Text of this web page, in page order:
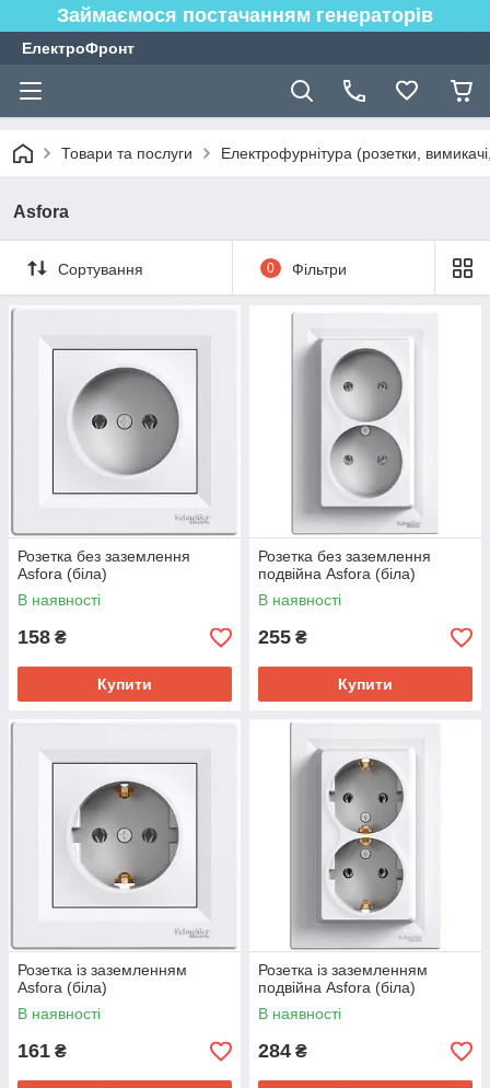
Займаємося постачанням генераторів
ЕлектроФронт
Товари та послуги Електрофурнітура (розетки,
Asfora
Сортування 0 Фільтри
Розетка без заземлення
Asfora (біла)
В наявності
158 ₴
Купити
Розетка без заземлення
подвійна Asfora (біла)
В наявності
255 ₴
Купити
Розетка із заземленням
Asfora (біла)
В наявності
161 ₴
Розетка із заземленням
подвійна Asfora (біла)
В наявності
284 ₴